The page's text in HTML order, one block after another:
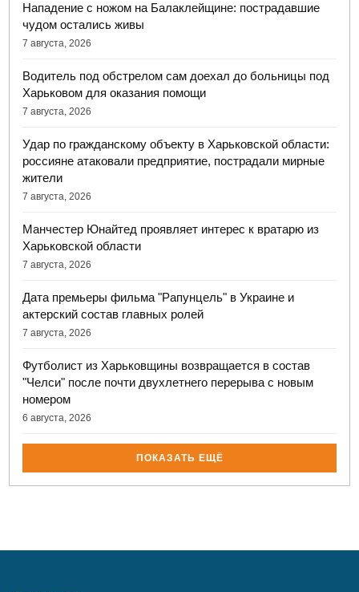
Нападение с ножом на Балаклейщине: пострадавшие
чудом остались живы
7 августа, 2026
Водитель под обстрелом сам доехал до больницы под
Харьковом для оказания помощи
7 августа, 2026
Удар по гражданскому объекту в Харьковской области:
россияне атаковали предприятие, пострадали мирные
жители
7 августа, 2026
Манчестер Юнайтед проявляет интерес к вратарю из
Харьковской области
7 августа, 2026
Дата премьеры фильма "Рапунцель" в Украине и
актерский состав главных ролей
7 августа, 2026
Футболист из Харьковщины возвращается в состав
"Челси" после почти двухлетнего перерыва с новым
номером
6 августа, 2026
ПОКАЗАТЬ ЕЩЁ